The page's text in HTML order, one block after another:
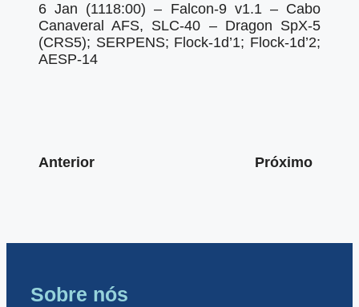
6 Jan (1118:00) – Falcon-9 v1.1 – Cabo
Canaveral AFS, SLC-40 – Dragon SpX-5
(CRS5); SERPENS; Flock-1d’1; Flock-1d’2;
AESP-14
Anterior Próximo
Sobre nós